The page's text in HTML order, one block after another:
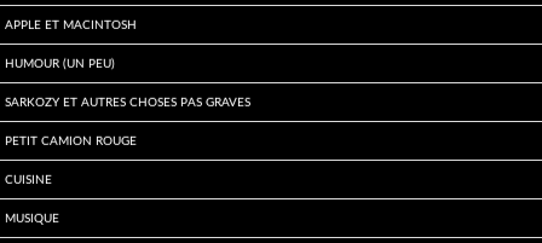
Apple et Macintosh
Humour (un peu)
Sarkozy et autres choses pas graves
Petit Camion Rouge
Cuisine
Musique